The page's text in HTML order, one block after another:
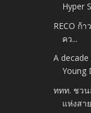
Hyper
RECO ก้
คว...
A decade
Young
ททท. ชว
แห่งสา